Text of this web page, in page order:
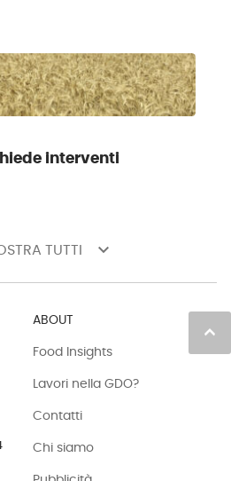
interventi
TUTTI keyboard_arrow_down
keyboard_arrow_up
ABOUT
Food Insights
Lavori nella GDO?
Contatti
Chi siamo